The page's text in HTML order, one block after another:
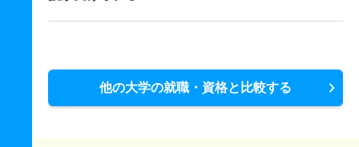
他の大学の就職・資格と比較する